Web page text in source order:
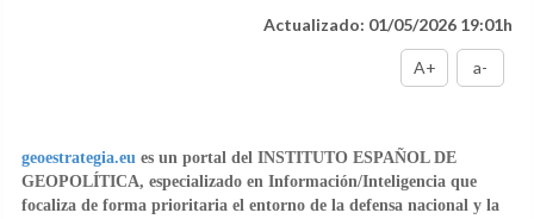
Actualizado: 01/05/2026 19:01h
A+ a-
geoestrategia.eu es un portal del INSTITUTO ESPAÑOL DE
GEOPOLÍTICA, especializado en Información/Inteligencia que
focaliza de forma prioritaria el entorno de la defensa nacional y la